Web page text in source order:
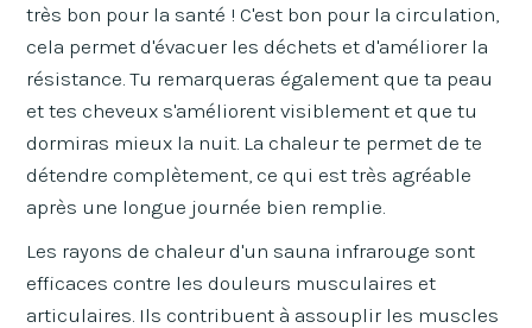
très bon pour la santé ! C'est bon pour la circulation,
cela permet d'évacuer les déchets et d'améliorer la
résistance. Tu remarqueras également que ta peau
et tes cheveux s'améliorent visiblement et que tu
dormiras mieux la nuit. La chaleur te permet de te
détendre complètement, ce qui est très agréable
après une longue journée bien remplie.
Les rayons de chaleur d'un sauna infrarouge sont
efficaces contre les douleurs musculaires et
articulaires. Ils contribuent à assouplir les muscles